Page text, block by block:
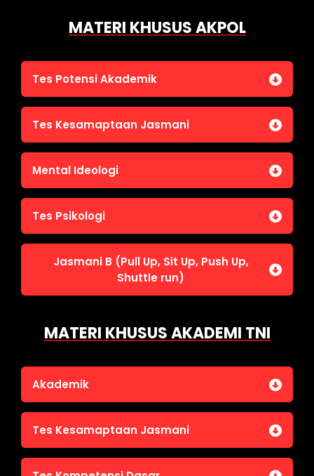
MATERI KHUSUS AKPOL
Tes Potensi Akademik
Bahasa Indonesia
Penalaran Numerik
Pengetahuan Umum (termasuk UU Kepolisian)
Tes Wawasan Kebangsaan
Tes Kesamaptaan Jasmani
Jasmani A (Lari 12 menit)
Mental Ideologi
Mental Ideologi
Tes Psikologi
Tes Kecerdasan
Tes Kecermatan
Tes Kepribadian
Jasmani B (Pull Up, Sit Up, Push Up,
Shuttle run)
MATERI KHUSUS AKADEMI TNI
Akademik
Bahasa Indonesia
IPA
Tes Kesamaptaan Jasmani
Jasmani A (Lari 12 menit)